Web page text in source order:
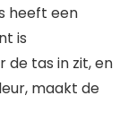
heeft een
is
de tas in zit, en
maakt de